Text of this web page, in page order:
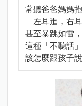
常聽爸爸媽媽
「左耳進，右
甚至暴跳如雷
這種「不聽話
該怎麼跟孩子